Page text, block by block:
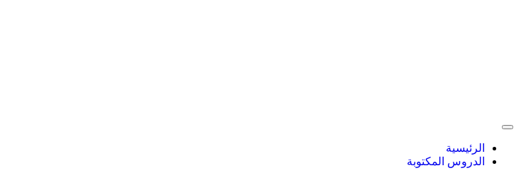
الرئيسية
الدروس المكتوبة